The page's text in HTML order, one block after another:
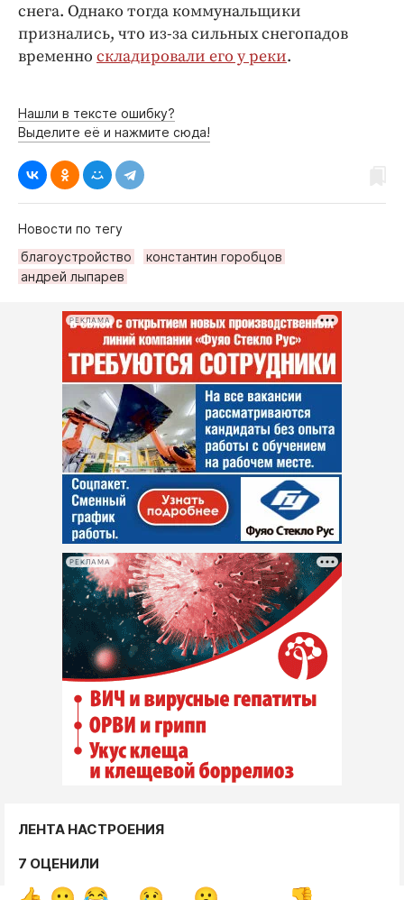
снега. Однако тогда коммунальщики
признались, что из-за сильных снегопадов
временно складировали его у реки.
Нашли в тексте ошибку?
Выделите её и нажмите сюда!
Новости по тегу
благоустройство
константин горобцов
андрей лыпарев
РЕКЛАМА
РЕКЛАМА
ЛЕНТА НАСТРОЕНИЯ
7 ОЦЕНИЛИ